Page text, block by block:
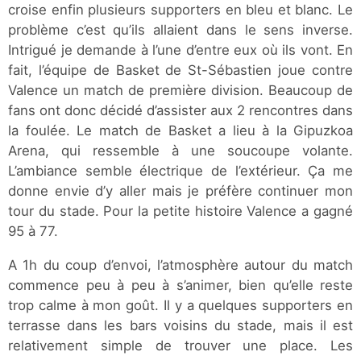
croise enfin plusieurs supporters en bleu et blanc. Le
problème c’est qu’ils allaient dans le sens inverse.
Intrigué je demande à l’une d’entre eux où ils vont. En
fait, l’équipe de Basket de St-Sébastien joue contre
Valence un match de première division. Beaucoup de
fans ont donc décidé d’assister aux 2 rencontres dans
la foulée. Le match de Basket a lieu à la Gipuzkoa
Arena, qui ressemble à une soucoupe volante.
L’ambiance semble électrique de l’extérieur. Ça me
donne envie d’y aller mais je préfère continuer mon
tour du stade. Pour la petite histoire Valence a gagné
95 à 77.
A 1h du coup d’envoi, l’atmosphère autour du match
commence peu à peu à s’animer, bien qu’elle reste
trop calme à mon goût. Il y a quelques supporters en
terrasse dans les bars voisins du stade, mais il est
relativement simple de trouver une place. Les